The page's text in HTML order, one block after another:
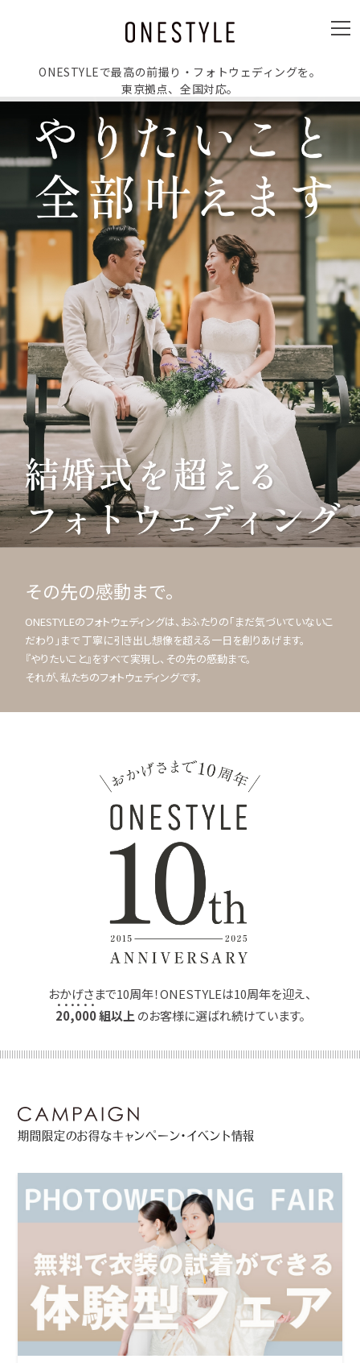
メ
ニ
ー
ONESTYLEで最高の前撮り・フォトウェディングを。
東京拠点、全国対応。
その先の感動まで。
ONESTYLEのフォトウェディングは、おふたりの「まだ気づいていないこ
だわり」まで 丁寧に引き出し想像を超える一日を創りあげます。
『やりたいこと』をすべて実現し、その先の感動まで。
それが、私たちのフォトウェディングです。
おかげさまで10周年！ONESTYLEは10周年を迎え、
20,000組以上 のお客様に選ばれ続けています。
期間限定のお得なキャンペーン・イベント情報